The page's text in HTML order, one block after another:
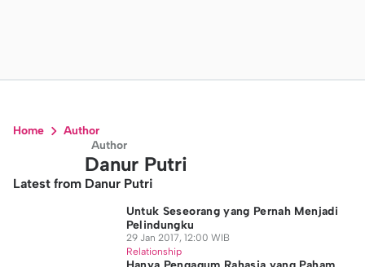
Home
Author
Author
Danur Putri
Latest from Danur Putri
Untuk Seseorang yang Pernah Menjadi
Pelindungku
29 Jan 2017, 12:00 WIB
Relationship